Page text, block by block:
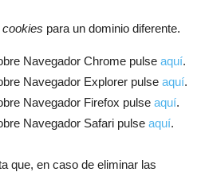
cookies para un dominio diferente.
Navegador Chrome pulse aquí.
Navegador Explorer pulse aquí.
Navegador Firefox pulse aquí.
Navegador Safari pulse aquí.
que, en caso de eliminar las